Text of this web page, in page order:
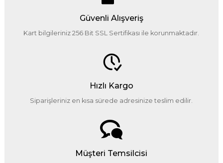
Güvenli Alışveriş
Kart bilgileriniz 256 Bit SSL Sertifikası ile korunmaktadır.
Hızlı Kargo
Siparişleriniz en kısa sürede adresinize teslim edilir.
Müşteri Temsilcisi